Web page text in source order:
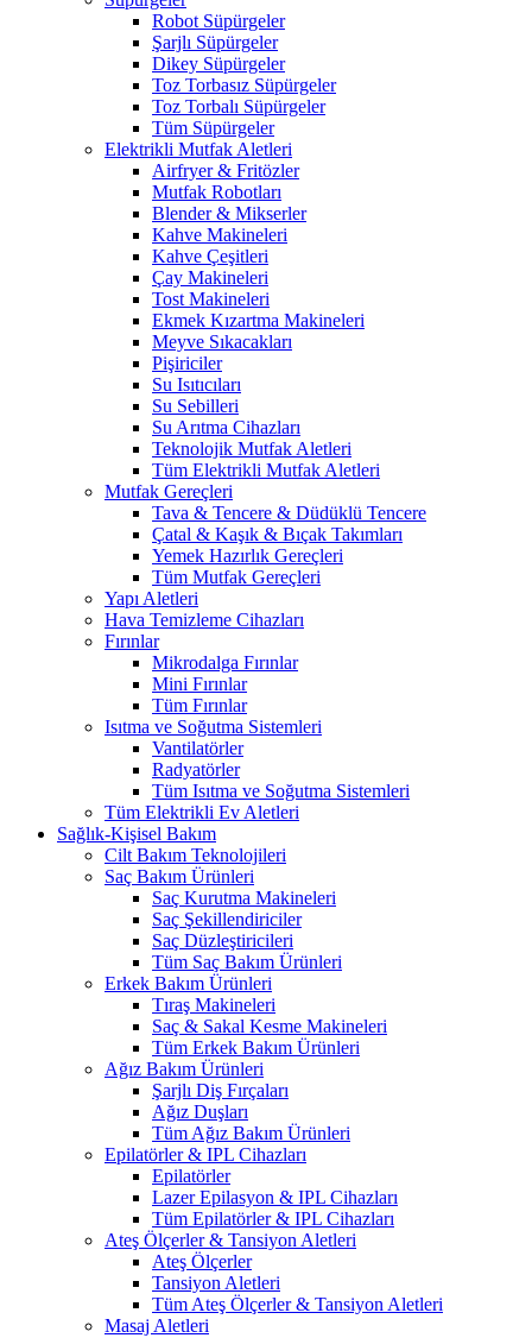
Robot Süpürgeler
Şarjlı Süpürgeler
Dikey Süpürgeler
Toz Torbasız Süpürgeler
Toz Torbalı Süpürgeler
Tüm Süpürgeler
Elektrikli Mutfak Aletleri
Airfryer & Fritözler
Mutfak Robotları
Blender & Mikserler
Kahve Makineleri
Kahve Çeşitleri
Çay Makineleri
Tost Makineleri
Ekmek Kızartma Makineleri
Meyve Sıkacakları
Pişiriciler
Su Isıtıcıları
Su Sebilleri
Su Arıtma Cihazları
Teknolojik Mutfak Aletleri
Tüm Elektrikli Mutfak Aletleri
Mutfak Gereçleri
Tava & Tencere & Düdüklü Tencere
Çatal & Kaşık & Bıçak Takımları
Yemek Hazırlık Gereçleri
Tüm Mutfak Gereçleri
Yapı Aletleri
Hava Temizleme Cihazları
Fırınlar
Mikrodalga Fırınlar
Mini Fırınlar
Tüm Fırınlar
Isıtma ve Soğutma Sistemleri
Vantilatörler
Radyatörler
Tüm Isıtma ve Soğutma Sistemleri
Tüm Elektrikli Ev Aletleri
Sağlık-Kişisel Bakım
Cilt Bakım Teknolojileri
Saç Bakım Ürünleri
Saç Kurutma Makineleri
Saç Şekillendiriciler
Saç Düzleştiricileri
Tüm Saç Bakım Ürünleri
Erkek Bakım Ürünleri
Tıraş Makineleri
Saç & Sakal Kesme Makineleri
Tüm Erkek Bakım Ürünleri
Ağız Bakım Ürünleri
Şarjlı Diş Fırçaları
Ağız Duşları
Tüm Ağız Bakım Ürünleri
Epilatörler & IPL Cihazları
Epilatörler
Lazer Epilasyon & IPL Cihazları
Tüm Epilatörler & IPL Cihazları
Ateş Ölçerler & Tansiyon Aletleri
Ateş Ölçerler
Tansiyon Aletleri
Tüm Ateş Ölçerler & Tansiyon Aletleri
Masaj Aletleri